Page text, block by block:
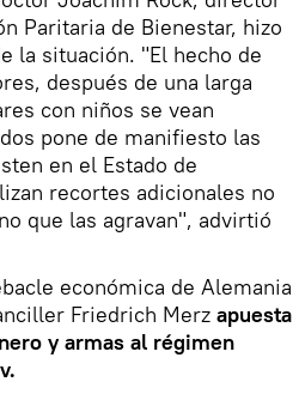
Paritaria de Bienestar, hizo
la situación. "El hecho de
después de una larga
con niños se vean
pone de manifiesto las
en el Estado de
recortes adicionales no
que las agravan", advirtió
económica de Alemania
Friedrich Merz apuesta
y armas al régimen